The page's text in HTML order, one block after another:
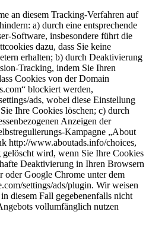
an diesem Tracking-Verfahren auf
a) durch eine entsprechende
Software, insbesondere führt die
dazu, dass Sie keine
erhalten; b) durch Deaktivierung
Tracking, indem Sie Ihren
Cookies von der Domain
blockiert werden,
ads, wobei diese Einstellung
Ihre Cookies löschen; c) durch
Anzeigen der
Kampagne „About
http://www.aboutads.info/choices,
wird, wenn Sie Ihre Cookies
Deaktivierung in Ihren Browsern
oder Google Chrome unter dem
settings/ads/plugin. Wir weisen
diesem Fall gegebenenfalls nicht
vollumfänglich nutzen